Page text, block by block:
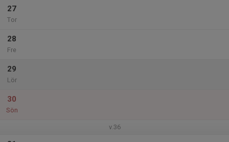
27
Tor
28
Fre
29
Lör
30
Sön
v.36